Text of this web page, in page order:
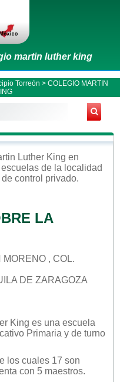
martin luther king
Torreón > COLEGIO MARTIN
Luther King en
de la localidad
control privado.
LA
, COL.
DE ZARAGOZA
King es una escuela
Primaria y de turno
los cuales 17 son
con 5 maestros.